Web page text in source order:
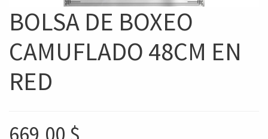
BOLSA DE BOXEO
CAMUFLADO 48CM EN
RED